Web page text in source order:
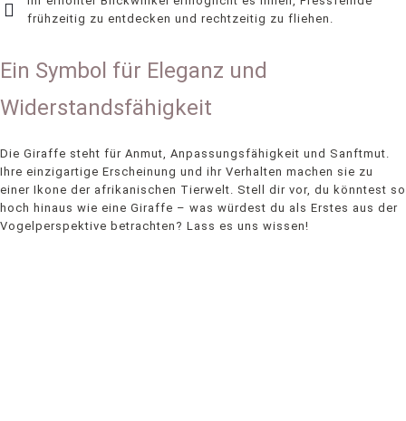
frühzeitig zu entdecken und rechtzeitig zu fliehen.
Ein Symbol für Eleganz und
Widerstandsfähigkeit
Die Giraffe steht für Anmut, Anpassungsfähigkeit und Sanftmut.
Ihre einzigartige Erscheinung und ihr Verhalten machen sie zu
einer Ikone der afrikanischen Tierwelt. Stell dir vor, du könntest so
hoch hinaus wie eine Giraffe – was würdest du als Erstes aus der
Vogelperspektive betrachten? Lass es uns wissen!